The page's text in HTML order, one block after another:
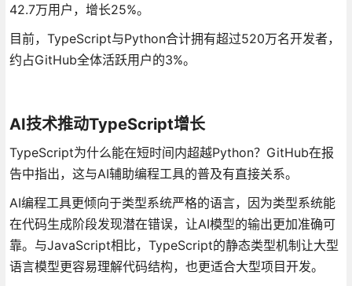
42.7万用户，增长25%。
目前，TypeScript与Python合计拥有超过520万名开发者，
约占GitHub全体活跃用户的3%。
AI技术推动TypeScript增长
TypeScript为什么能在短时间内超越Python？GitHub在报
告中指出，这与AI辅助编程工具的普及有直接关系。
AI编程工具更倾向于类型系统严格的语言，因为类型系统能
在代码生成阶段发现潜在错误，让AI模型的输出更加准确可
靠。与JavaScript相比，TypeScript的静态类型机制让大型
语言模型更容易理解代码结构，也更适合大型项目开发。